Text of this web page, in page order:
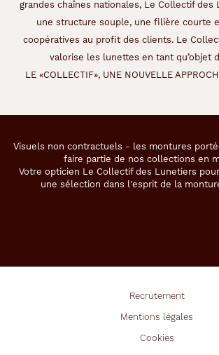
grandes chaînes nationales, Le Collectif des
une structure souple, une filière courte
coopératives au profit des clients. Le
valorise les lunettes en tant qu’objet
LE «COLLECTIF», UNE NOUVELLE
Visuels non contractuels - les montures
faire partie de nos collections en
Votre opticien Le Collectif des Lunetiers
une sélection dans l'esprit de la
Recrutement
Mentions légales
Cookies